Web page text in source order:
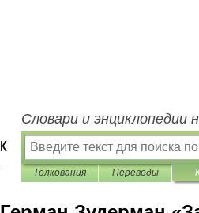
Словари и энциклопедии
Толкования Переводы